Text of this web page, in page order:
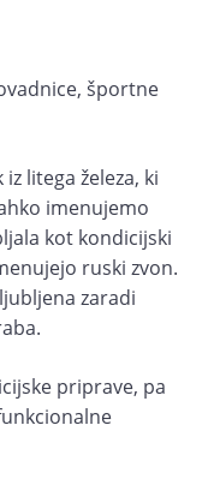
športne
litega železa, ki
imenujemo
kot kondicijski
ruski zvon.
zaradi
priprave, pa